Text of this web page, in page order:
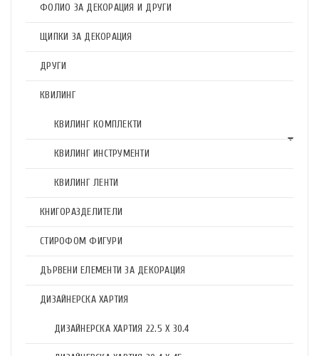
ФОЛИО ЗА ДЕКОРАЦИЯ И ДРУГИ
ЩИПКИ ЗА ДЕКОРАЦИЯ
ДРУГИ
КВИЛИНГ
КВИЛИНГ КОМПЛЕКТИ
КВИЛИНГ ИНСТРУМЕНТИ
КВИЛИНГ ЛЕНТИ
КНИГОРАЗДЕЛИТЕЛИ
СТИРОФОМ ФИГУРИ
ДЪРВЕНИ ЕЛЕМЕНТИ ЗА ДЕКОРАЦИЯ
ДИЗАЙНЕРСКА ХАРТИЯ
ДИЗАЙНЕРСКА ХАРТИЯ 22.5 X 30.4